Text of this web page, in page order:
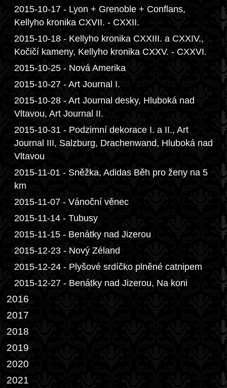
2015-10-17 - Lyon + Grenoble + Conflans,
Kellyho kronika CXVII. - CXXII.
2015-10-18 - Kellyho kronika CXXIII. a CXXIV.,
Kočičí kameny, Kellyho kronika CXXV. - CXXVI.
2015-10-25 - Nová Amerika
2015-10-27 - Art Journal I.
2015-10-28 - Art Journal desky, Hluboká nad
Vltavou, Art Journal II.
2015-10-31 - Podzimní dekorace I. a II., Art
Journal III, Salzburg, Drachenwand, Hluboká nad
Vltavou
2015-11-01 - Sněžka, Adidas Běh pro ženy na 5
km
2015-11-07 - Vánoční věnec
2015-11-14 - Tubusy
2015-11-15 - Benátky nad Jizerou
2015-12-23 - Nový Zéland
2015-12-24 - Plyšové srdíčko plněné catnipem
2015-12-27 - Benátky nad Jizerou, Na koni
2016
2017
2018
2019
2020
2021